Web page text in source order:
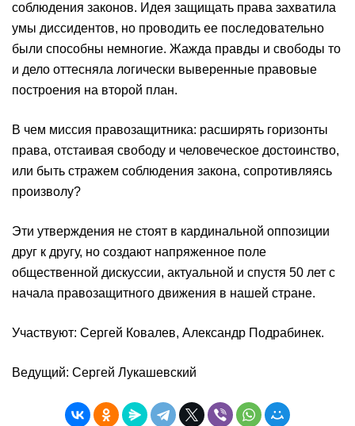
соблюдения законов. Идея защищать права захватила
умы диссидентов, но проводить ее последовательно
были способны немногие. Жажда правды и свободы то
и дело оттесняла логически выверенные правовые
построения на второй план.
В чем миссия правозащитника: расширять горизонты
права, отстаивая свободу и человеческое достоинство,
или быть стражем соблюдения закона, сопротивляясь
произволу?
Эти утверждения не стоят в кардинальной оппозиции
друг к другу, но создают напряженное поле
общественной дискуссии, актуальной и спустя 50 лет с
начала правозащитного движения в нашей стране.
Участвуют: Сергей Ковалев, Александр Подрабинек.
Ведущий: Сергей Лукашевский